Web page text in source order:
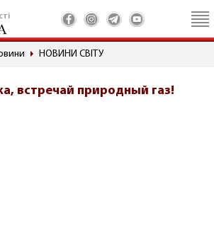
НОВИНИ СВІТУ
встречай природный газ!